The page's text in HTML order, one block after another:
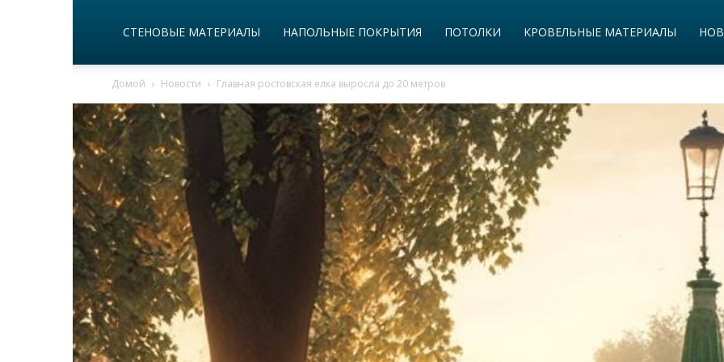
СТЕНОВЫЕ МАТЕРИАЛЫ НАПОЛЬНЫЕ ПОКРЫТИЯ ПОТОЛКИ КРОВЕЛЬНЫЕ МАТЕРИАЛЫ
Домой Новости Главная ростовская елка выросла до 20 метров